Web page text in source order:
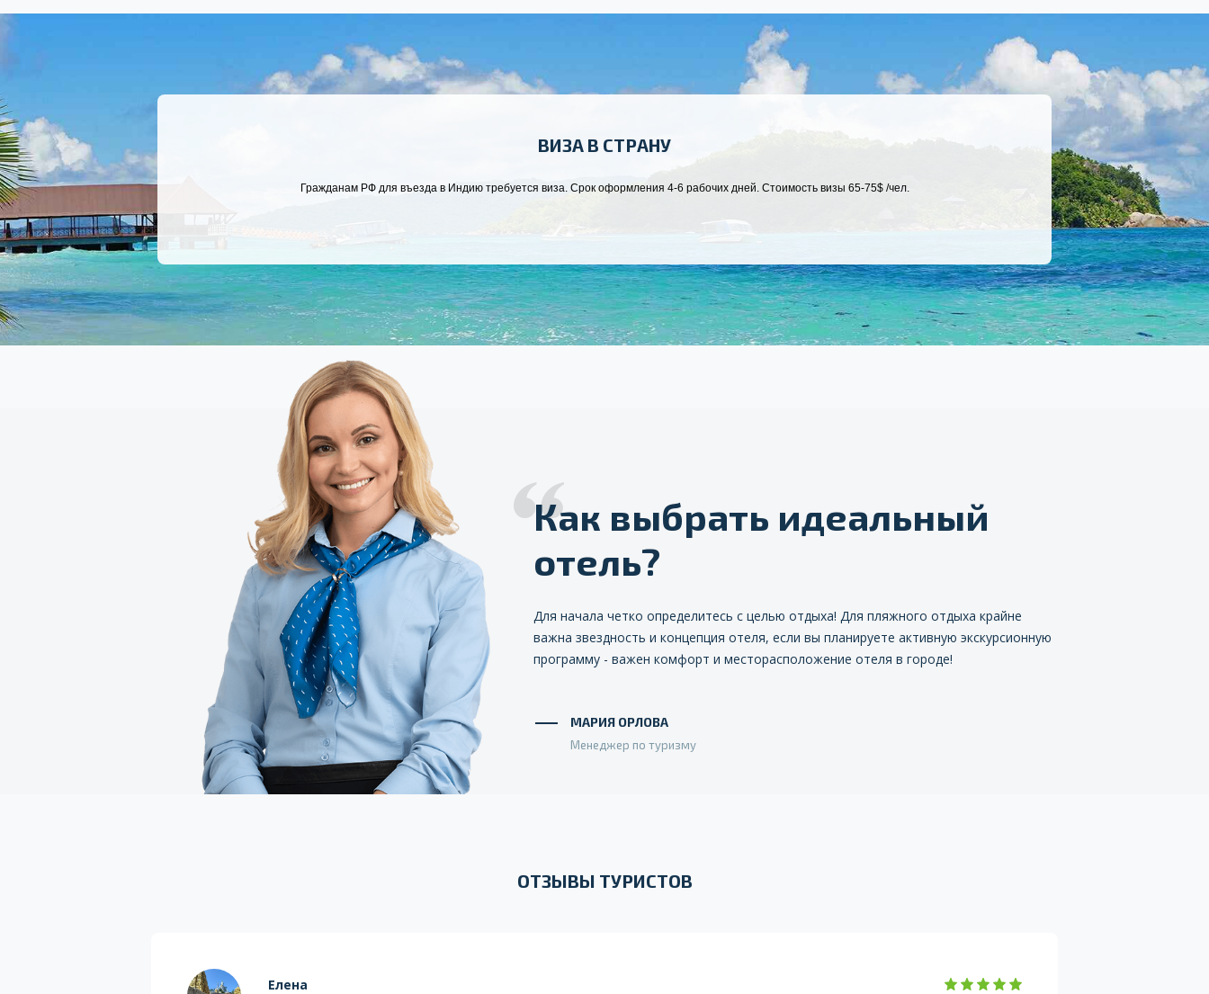
ВИЗА В СТРАНУ
Гражданам РФ для въезда в Индию требуется виза. Срок оформления 4-6 рабочих дней. Стоимость визы 65-75$ /чел.
Как выбрать идеальный
отель?
Для начала четко определитесь с целью отдыха! Для пляжного отдыха крайне
важна звездность и концепция отеля, если вы планируете активную экскурсионную
программу - важен комфорт и месторасположение отеля в городе!
МАРИЯ ОРЛОВА
Менеджер по туризму
ОТЗЫВЫ ТУРИСТОВ
Елена